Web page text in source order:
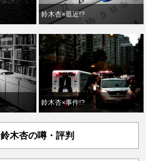
鈴木杏×最近!?
鈴木杏×事件!?
鈴木杏の噂・評判